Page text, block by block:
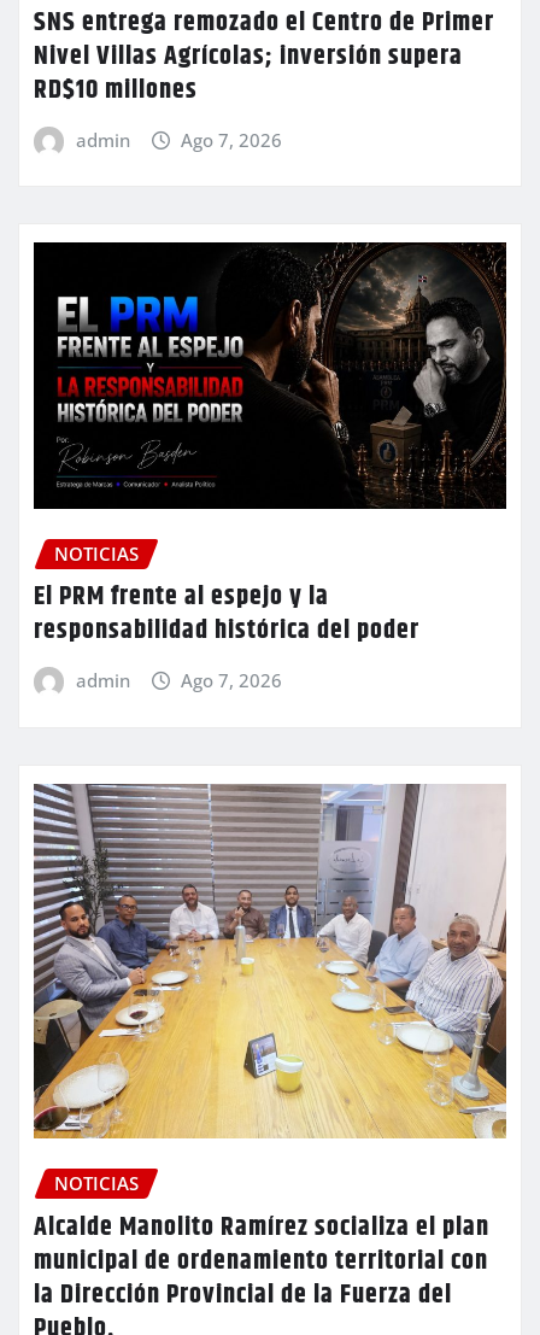
SNS entrega remozado el Centro de Primer
Nivel Villas Agrícolas; inversión supera
RD$10 millones
admin Ago 7, 2026
NOTICIAS
El PRM frente al espejo y la
responsabilidad histórica del poder
admin Ago 7, 2026
NOTICIAS
Alcalde Manolito Ramírez socializa el plan
municipal de ordenamiento territorial con
la Dirección Provincial de la Fuerza del